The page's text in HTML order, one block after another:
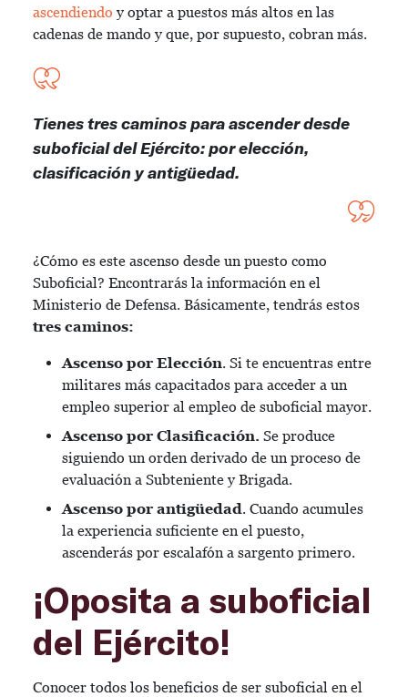
ascendiendo y optar a puestos más altos en las
cadenas de mando y que, por supuesto, cobran más.
Tienes tres caminos para ascender desde
suboficial del Ejército: por elección,
clasificación y antigüedad.
¿Cómo es este ascenso desde un puesto como
Suboficial? Encontrarás la información en el
Ministerio de Defensa. Básicamente, tendrás estos
tres caminos:
Ascenso por Elección. Si te encuentras entre
militares más capacitados para acceder a un
empleo superior al empleo de suboficial mayor.
Ascenso por Clasificación. Se produce
siguiendo un orden derivado de un proceso de
evaluación a Subteniente y Brigada.
Ascenso por antigüedad. Cuando acumules
la experiencia suficiente en el puesto,
ascenderás por escalafón a sargento primero.
¡Oposita a suboficial
del Ejército!
Conocer todos los beneficios de ser suboficial en el